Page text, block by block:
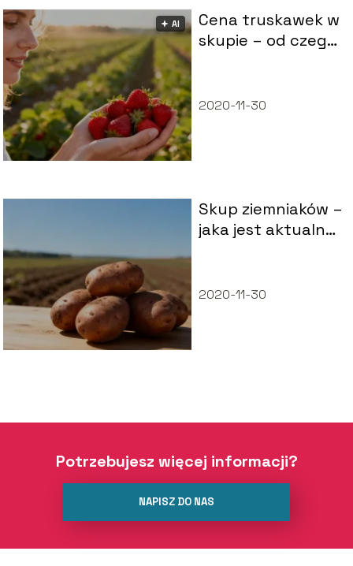
🟅 AI
Cena truskawek w
skupie – od czego
2020-11-30
Skup ziemniaków –
jaka jest aktualna
2020-11-30
Potrzebujesz więcej informacji?
NAPISZ DO NAS